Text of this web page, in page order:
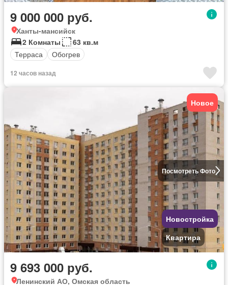
9 000 000 руб.
Ханты-мансийск
2 Комнаты
63 кв.м
Терраса
Обогрев
12 часов назад
Посмотреть Фото
Новое
Новостройка
Квартира
9 693 000 руб.
Ленинский АО, Омская область